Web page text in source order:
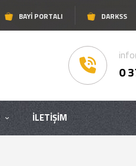
BAYI PORTALI DARKSS
0
İLETIŞIM